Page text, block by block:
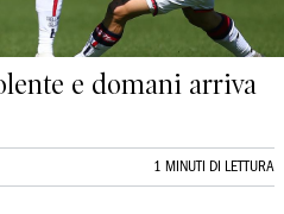
e domani arriva
1 MINUTI DI LETTURA